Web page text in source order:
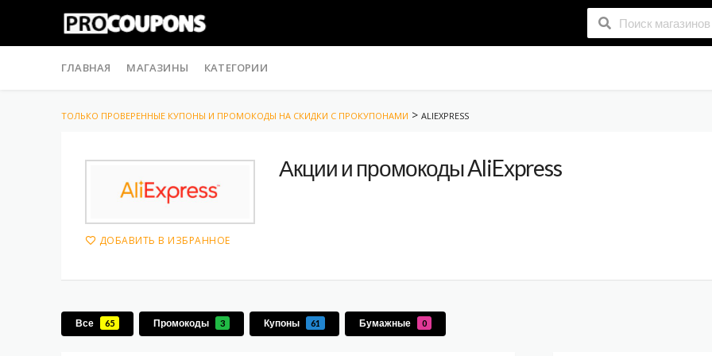
to
ГЛАВНАЯ МАГАЗИНЫ КАТЕГОРИИ
ТОЛЬКО ПРОВЕРЕННЫЕ КУПОНЫ И ПРОМОКОДЫ НА СКИДКИ С ПРОКУПОНАМИ > ALIEXPRESS
ДОБАВИТЬ В ИЗБРАННОЕ
Акции и промокоды AliExpress
Все 65 Промокоды 3 Купоны 61 Бумажные 0